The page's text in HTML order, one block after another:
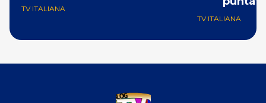
TV ITALIANA
TV ITALIANA